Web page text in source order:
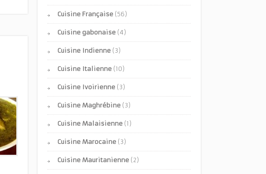
Cuisine Française (56)
Cuisine gabonaise (4)
Cuisine Indienne (3)
Cuisine Italienne (10)
Cuisine Ivoirienne (3)
Cuisine Maghrébine (3)
Cuisine Malaisienne (1)
Cuisine Marocaine (3)
Cuisine Mauritanienne (2)